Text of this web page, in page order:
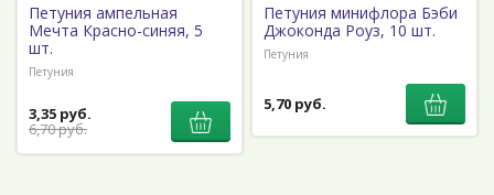
Петуния ампельная
Мечта Красно-синяя, 5
шт.
Петуния
3,35 руб.
6,70 руб.
Петуния минифлора Бэби
Джоконда Роуз, 10 шт.
Петуния
5,70 руб.